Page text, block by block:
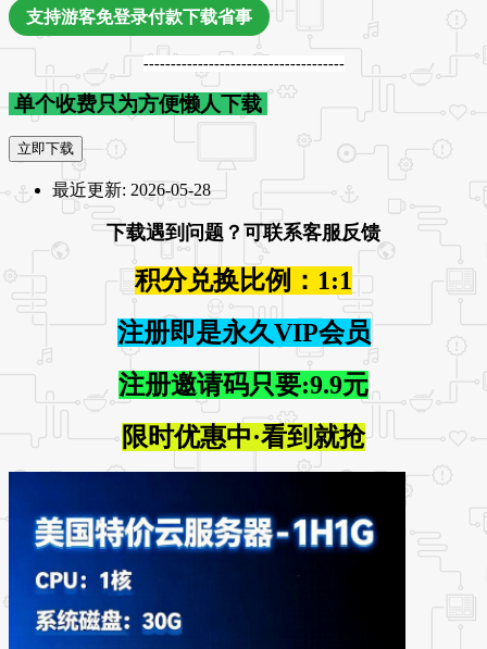
支持游客免登录付款下载省事
-------------------------------------
单个收费只为方便懒人下载
立即下载
最近更新: 2026-05-28
下载遇到问题？可联系客服反馈
积分兑换比例：1:1
注册即是永久VIP会员
注册邀请码只要:9.9元
限时优惠中·看到就抢